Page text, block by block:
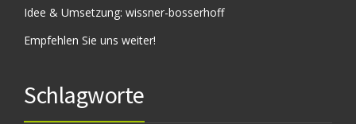
Idee & Umsetzung: wissner-bosserhoff
Empfehlen Sie uns weiter!
Schlagworte